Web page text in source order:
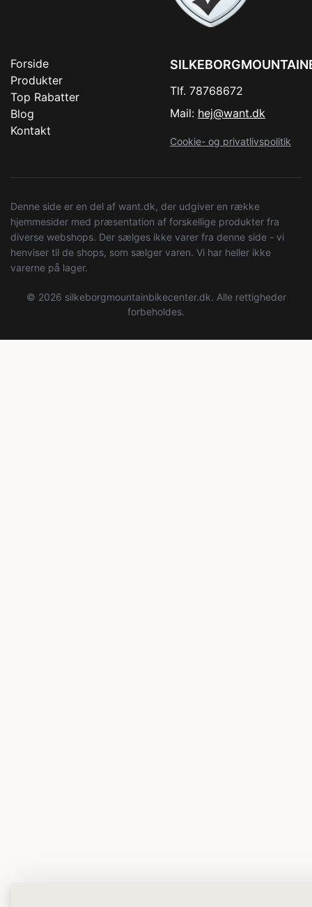
Forside
Produkter
Top Rabatter
Blog
Kontakt
Tlf. 78768672
Mail: hej@want.dk
Cookie- og privatlivspolitik
Denne side er en del af want.dk, der udgiver en række
hjemmesider med præsentation af forskellige produkter fra
diverse webshops. Der sælges ikke varer fra denne side - vi
henviser til de shops, som sælger varen. Vi har heller ikke
varerne på lager.
© 2026 silkeborgmountainbikecenter.dk. Alle rettigheder
forbeholdes.